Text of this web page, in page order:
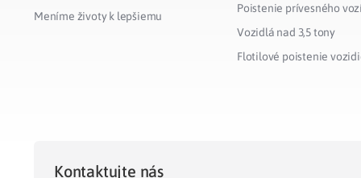
Meníme životy k lepšiemu
Poistenie prívesného
Vozidlá nad 3,5 tony
Flotilové poistenie
Kontaktujte nás